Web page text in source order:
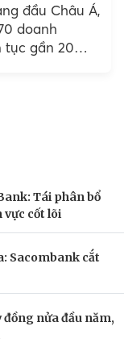
đầu Châu Á,
doanh
tục gần 20
Tái phân bổ
cốt lõi
Sacombank cắt
nửa đầu năm,